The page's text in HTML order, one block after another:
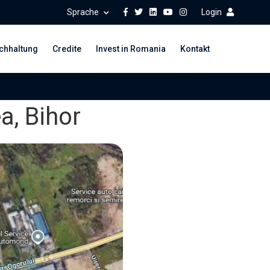
Sprache Login
Credite Invest in Romania Kontakt
Bihor